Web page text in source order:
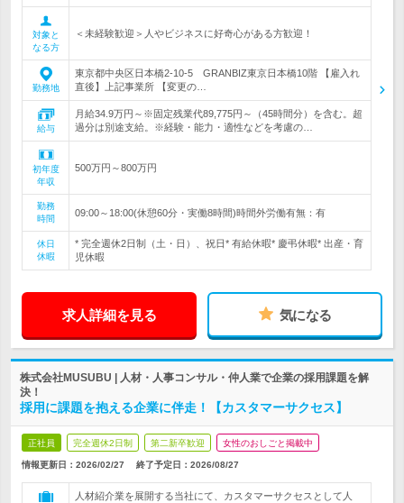
対象と
なる方
＜未経験歓迎＞人やビジネスに好奇心がある方歓迎！
勤務地
東京都中央区日本橋2-10-5 GRANBIZ東京日本橋10階 【雇入れ
直後】上記事業所 【変更の…
給与
月給34.9万円～※固定残業代89,775円～（45時間分）を含む。超
過分は別途支給。※経験・能力・適性などを考慮の…
初年度
年収
500万円～800万円
勤務
時間
09:00～18:00(休憩60分・実働8時間)時間外労働有無：有
休日
休暇
* 完全週休2日制（土・日）、祝日* 有給休暇* 慶弔休暇* 出産・育
児休暇
求人詳細を見る 気になる
株式会社MUSUBU | 人材・人事コンサル・仲人業で企業の採用課題を解
決！
採用に課題を抱える企業に伴走！【カスタマーサクセス】
正社員 完全週休2日制 第二新卒歓迎 女性のおしごと掲載中
情報更新日：2026/02/27 終了予定日： 2026/08/27
人材紹介業を展開する当社にて、カスタマーサクセスとして人